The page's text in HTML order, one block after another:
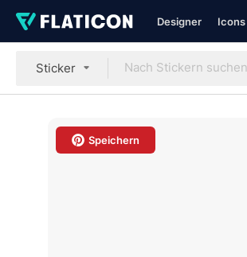
Designer Icons
Sticker
Speichern